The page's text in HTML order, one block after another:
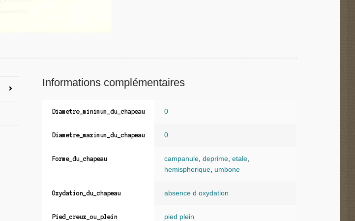
Informations complémentaires
Diametre_minimum_du_chapeau 0
Diametre_maximum_du_chapeau 0
Forme_du_chapeau campanule, deprime, etale,
hemispherique, umbone
Oxydation_du_chapeau absence d oxydation
Pied_creux_ou_plein pied plein